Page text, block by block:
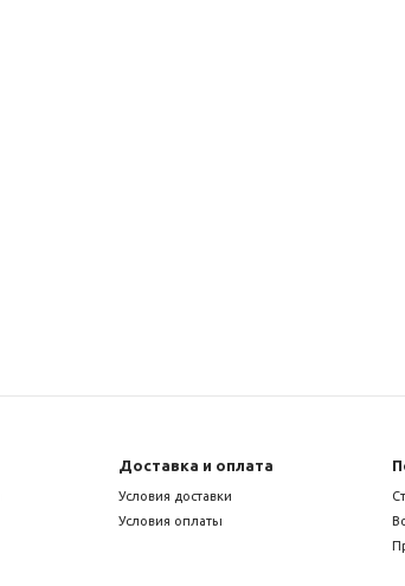
Доставка и оплата
Условия доставки
Условия оплаты